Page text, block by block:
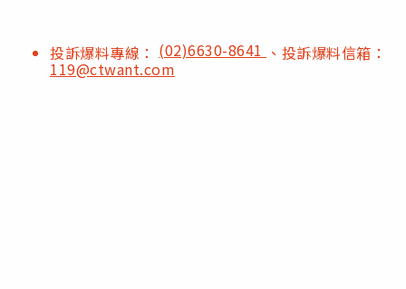
投訴爆料專線： (02)6630-8641 、投訴爆料信箱：
119@ctwant.com